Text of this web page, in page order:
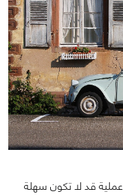
قد لا تكون سهلة